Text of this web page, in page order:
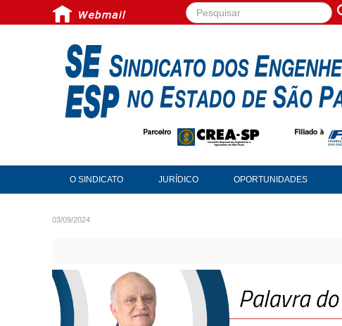
Pesquisar...
O SINDICATO JURÍDICO OPORTUNIDADES
03/09/2024